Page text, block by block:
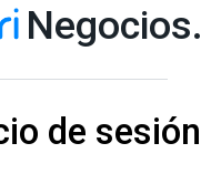
Negocios.
de sesión